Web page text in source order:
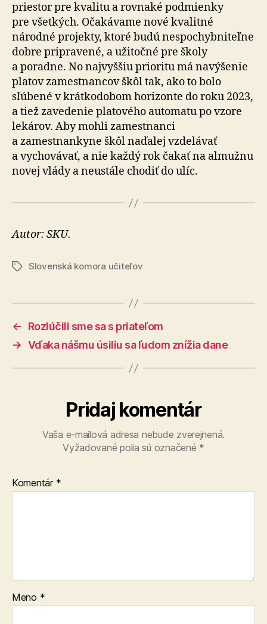
priestor pre kvalitu a rovnaké podmienky
pre všetkých. Očakávame nové kvalitné
národné projekty, ktoré budú nespochybniteľne
dobre pripravené, a užitočné pre školy
a poradne. No najvyššiu prioritu má navýšenie
platov zamestnancov škôl tak, ako to bolo
sľúbené v krátkodobom horizonte do roku 2023,
a tiež zavedenie platového automatu po vzore
lekárov. Aby mohli zamestnanci
a zamestnankyne škôl naďalej vzdelávať
a vychovávať, a nie každý rok čakať na almužnu
novej vlády a neustále chodiť do ulíc.
Autor: SKU.
ZnačkySlovenská komora učiteľov
←
Rozlúčili sme sa s priateľom
→ Vďaka nášmu úsiliu sa ľudom znížia dane
Pridaj komentár
Vaša e-mailová adresa nebude zverejnená.
Vyžadované polia sú označené *
Komentár *
Meno *